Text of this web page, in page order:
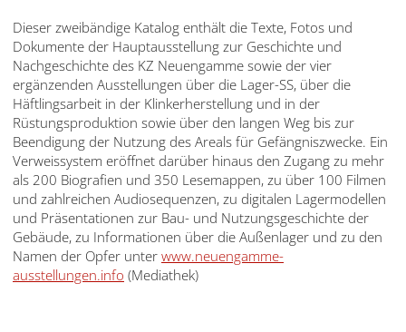
Dieser zweibändige Katalog enthält die Texte, Fotos und
Dokumente der Hauptausstellung zur Geschichte und
Nachgeschichte des KZ Neuengamme sowie der vier
ergänzenden Ausstellungen über die Lager-SS, über die
Häftlingsarbeit in der Klinkerherstellung und in der
Rüstungsproduktion sowie über den langen Weg bis zur
Beendigung der Nutzung des Areals für Gefängniszwecke. Ein
Verweissystem eröffnet darüber hinaus den Zugang zu mehr
als 200 Biografien und 350 Lesemappen, zu über 100 Filmen
und zahlreichen Audiosequenzen, zu digitalen Lagermodellen
und Präsentationen zur Bau- und Nutzungsgeschichte der
Gebäude, zu Informationen über die Außenlager und zu den
Namen der Opfer unter www.neuengamme-
ausstellungen.info (Mediathek)